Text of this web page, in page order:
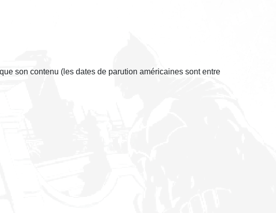
son contenu (les dates de parution américaines sont entre